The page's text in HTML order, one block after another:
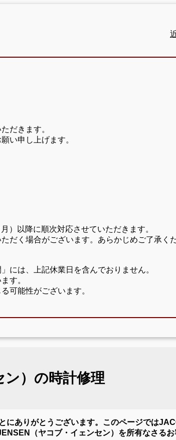
だきます。
い申し上げます。
）以降に順次対応させていただきます。
だく場合がございます。あらかじめご了承くだ
には、上記休業日を含んでおりません。
す。
可能性がございます。
）の時計修理
にありがとうございます。このページでは
（ヤコブ・イェンセン）を所有なさるお